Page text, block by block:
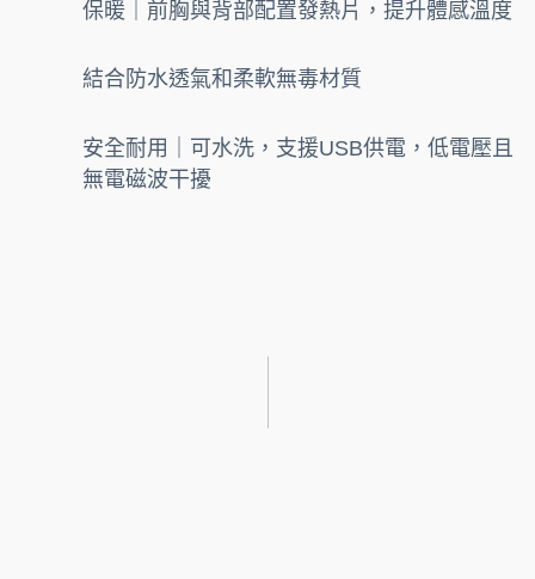
保暖｜前胸與背部配置發熱片，提升體感溫度
結合防水透氣和柔軟無毒材質
安全耐用｜可水洗，支援USB供電，低電壓且
無電磁波干擾